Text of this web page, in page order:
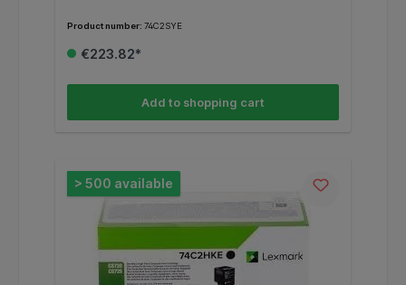
Product number: 74C2SYE
€223.82*
Add to shopping cart
> 500 available